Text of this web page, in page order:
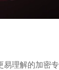
理解的加密专